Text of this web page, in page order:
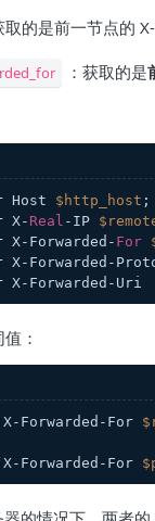
取的是前一节点的
：获取的是
Host $http_host ;
X- Real -IP
X-Forwarded- For
X-Forwarded-
X-Forwarded-
：
Forwarded-For
Forwarded-For